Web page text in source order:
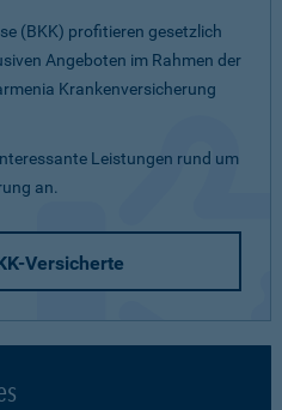
(BKK) profitieren gesetzlich
Angeboten im Rahmen der
Krankenversicherung
Leistungen rund um
an.
Versicherte